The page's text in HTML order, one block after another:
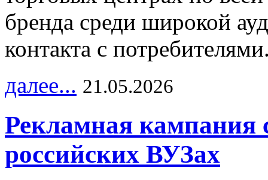
бренда среди широкой
контакта с
далее... 21.05.2026
Рекламная кампания
российских ВУЗах